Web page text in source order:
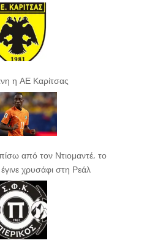
η ΑΕ Καρίτσας
από τον Ντιομαντέ, το
χρυσάφι στη Ρεάλ